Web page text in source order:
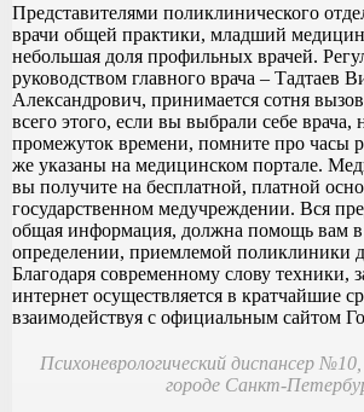
Представителями поликлинического
врачи общей практики, младший
небольшая доля профильных врачей.
руководством главного врача – Тадтаев
Александрович, принимается сотня
всего этого, если вы выбрали себе врача,
промежуток времени, помните про часы
же указаны на медицинском портале.
вы получите на бесплатной, платной
государственном медучреждении. Вся
общая информация, должна помощь вам
определении, приемлемой поликлиники
Благодаря современному слову техники,
интернет осуществляется в кратчайшие
взаимодействуя с официальным сайтом
Психоневрологический диспансер
городе Санкт-